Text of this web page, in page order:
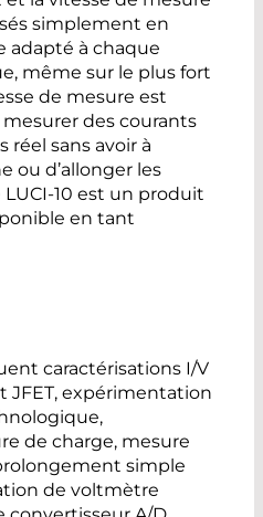
simplement en
adapté à chaque
même sur le plus fort
de mesure est
des courants
sans avoir à
ou d’allonger les
10 est un produit
en tant
caractérisations I/V
JFET, expérimentation
de charge, mesure
simple
de voltmètre